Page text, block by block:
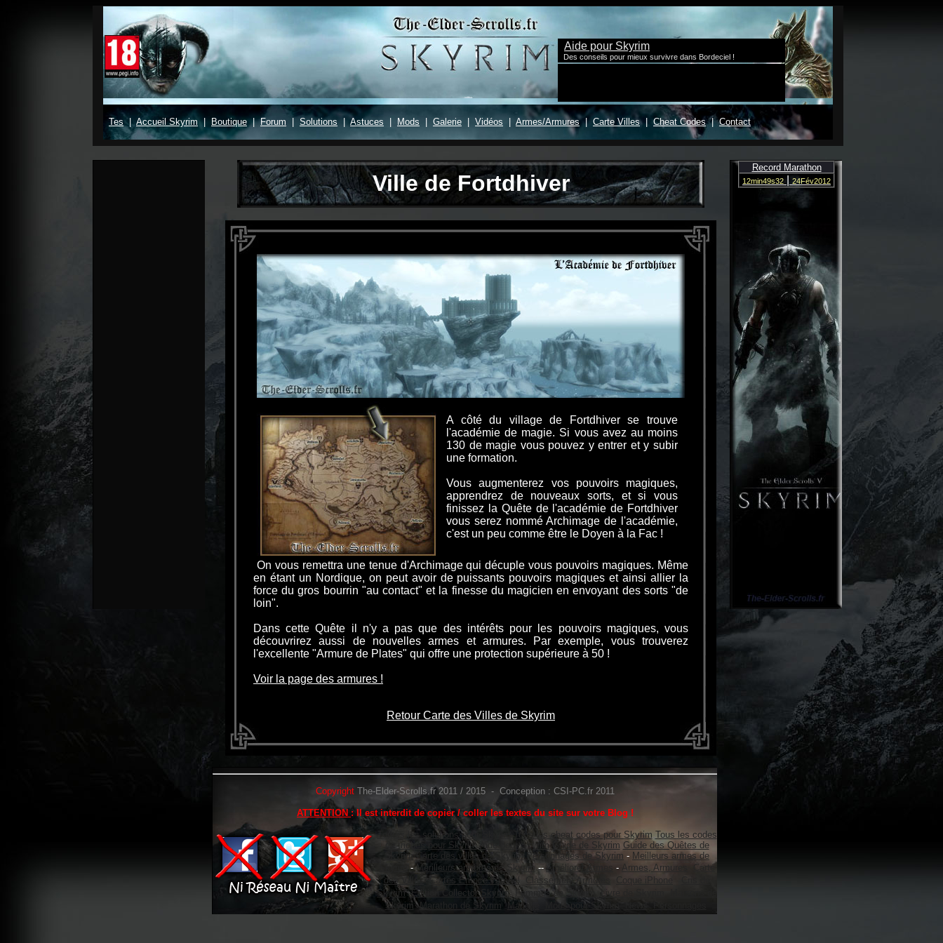
Ville de Fortdhiver
A côté du village de Fortdhiver se trouve
l'académie de magie. Si vous avez au moins
130 de magie vous pouvez y entrer et y subir
une formation.
Vous augmenterez vos pouvoirs magiques,
apprendrez de nouveaux sorts, et si vous
finissez la Quête de l'académie de Fortdhiver
vous serez nommé Archimage de l'académie,
c'est un peu comme être le Doyen à la Fac !
On vous remettra une tenue d'Archimage qui décuple vous pouvoirs magiques. Même
en étant un Nordique, on peut avoir de puissants pouvoirs magiques et ainsi allier la
force du gros bourrin "au contact" et la finesse du magicien en envoyant des sorts "de
loin".
Dans cette Quête il n'y a pas que des intérêts pour les pouvoirs magiques, vous
découvrirez aussi de nouvelles armes et armures. Par exemple, vous trouverez
l'excellente "Armure de Plates" qui offre une protection supérieure à 50 !
Voir la page des armures !
Retour Carte des Villes de Skyrim